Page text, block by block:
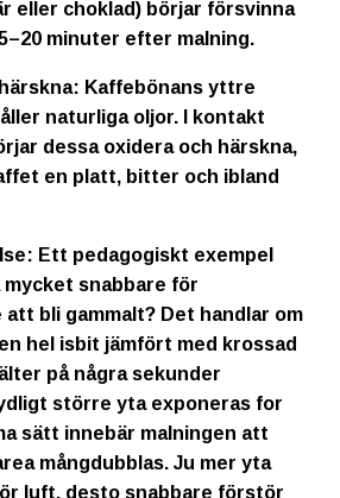
eller choklad) börjar försvinna
minuter efter malning.
Kaffebönans yttre
naturliga oljor. I kontakt
dessa oxidera och härskna,
en platt, bitter och ibland
Ett pedagogiskt exempel
snabbare för
bli gammalt? Det handlar om
hel isbit jämfört med krossad
på några sekunder
större yta exponeras for
sätt innebär malningen att
mångdubblas. Ju mer yta
luft, desto snabbare förstör